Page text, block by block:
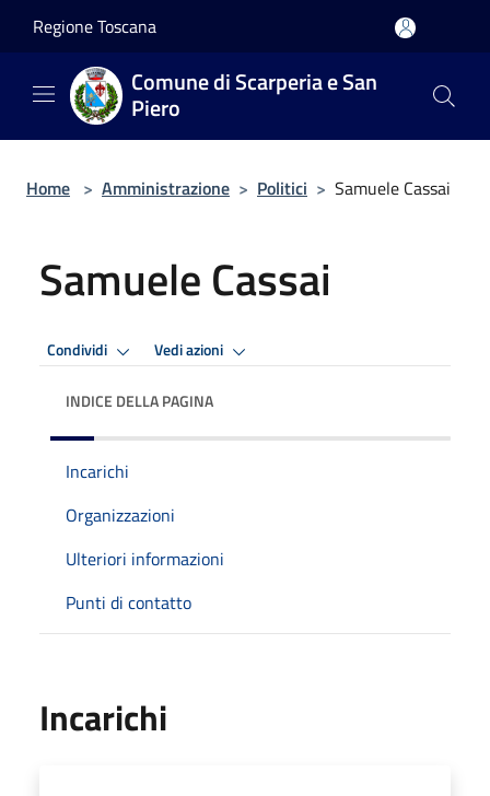
Regione Toscana
Comune di Scarperia e San
Piero
Home > Amministrazione > Politici > Samuele Cassai
Samuele Cassai
Condividi Vedi azioni
INDICE DELLA PAGINA
Incarichi
Organizzazioni
Ulteriori informazioni
Punti di contatto
Incarichi